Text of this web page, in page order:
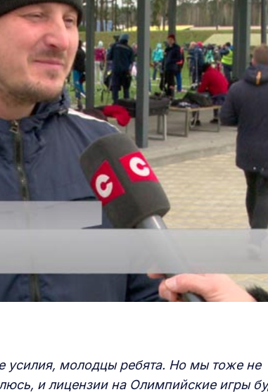
усилия, молодцы ребята. Но мы тоже не
и лицензии на Олимпийские игры